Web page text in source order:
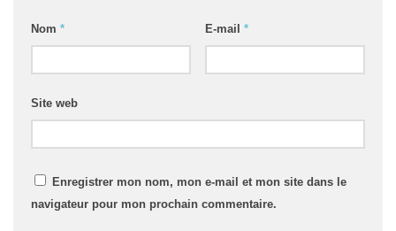
Nom * E-mail *
Site web
Enregistrer mon nom, mon e-mail et mon site dans le
navigateur pour mon prochain commentaire.